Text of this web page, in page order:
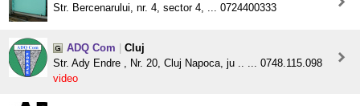
Str. Bercenarului, nr. 4, sector 4, ... 0724400333
ADQ Com
Cluj
Str. Ady Endre , Nr. 20, Cluj Napoca, ju .. ... 0748.115.098
video